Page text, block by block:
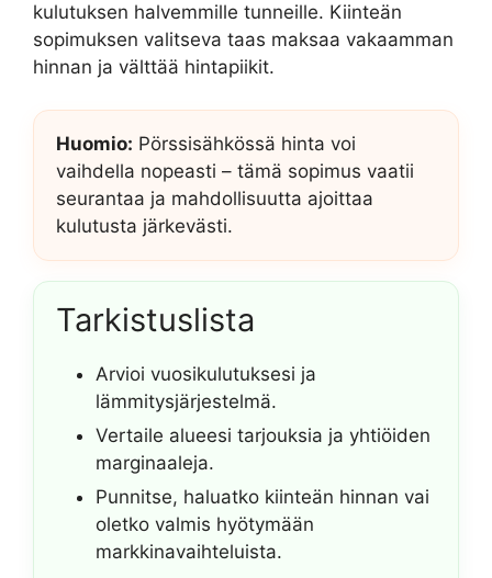
kulutuksen halvemmille tunneille. Kiinteän
sopimuksen valitseva taas maksaa vakaamman
hinnan ja välttää hintapiikit.
Huomio: Pörssisähkössä hinta voi
vaihdella nopeasti – tämä sopimus vaatii
seurantaa ja mahdollisuutta ajoittaa
kulutusta järkevästi.
Tarkistuslista
Arvioi vuosikulutuksesi ja
lämmitysjärjestelmä.
Vertaile alueesi tarjouksia ja yhtiöiden
marginaaleja.
Punnitse, haluatko kiinteän hinnan vai
oletko valmis hyötymään
markkinavaihteluista.